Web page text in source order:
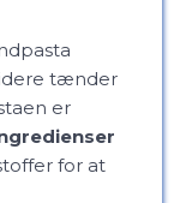
tænder
er
for at